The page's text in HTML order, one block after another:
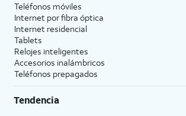
Teléfonos móviles
Internet por fibra óptica
Internet residencial
Tablets
Relojes inteligentes
Accesorios inalámbricos
Teléfonos prepagados
Tendencia